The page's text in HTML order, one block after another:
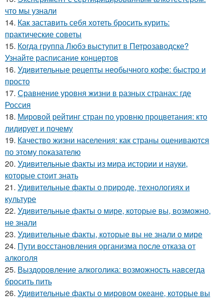
что мы узнали
14. Как заставить себя хотеть бросить курить:
практические советы
15. Когда группа Любэ выступит в Петрозаводске?
Узнайте расписание концертов
16. Удивительные рецепты необычного кофе: быстро и
просто
17. Сравнение уровня жизни в разных странах: где
Россия
18. Мировой рейтинг стран по уровню процветания: кто
лидирует и почему
19. Качество жизни населения: как страны оцениваются
по этому показателю
20. Удивительные факты из мира истории и науки,
которые стоит знать
21. Удивительные факты о природе, технологиях и
культуре
22. Удивительные факты о мире, которые вы, возможно,
не знали
23. Удивительные факты, которые вы не знали о мире
24. Пути восстановления организма после отказа от
алкоголя
25. Выздоровление алкоголика: возможность навсегда
бросить пить
26. Удивительные факты о мировом океане, которые вы